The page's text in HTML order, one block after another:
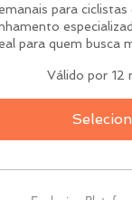
para
para quem busca
Válido por 12